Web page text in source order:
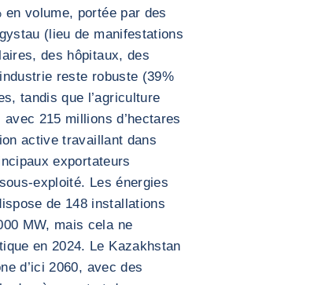
volume, portée par des
(lieu de manifestations
des hôpitaux, des
reste robuste (39%
tandis que l’agriculture
215 millions d’hectares
active travaillant dans
exportateurs
exploité. Les énergies
de 148 installations
MW, mais cela ne
en 2024. Le Kazakhstan
d’ici 2060, avec des